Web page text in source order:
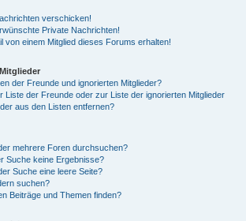
verschicken!
Private Nachrichten!
von einem Mitglied dieses Forums erhalten!
der Freunde und ignorierten Mitglieder?
Liste der Freunde oder zur Liste der ignorierten Mitglieder
aus den Listen entfernen?
mehrere Foren durchsuchen?
Suche keine Ergebnisse?
Suche eine leere Seite?
suchen?
Beiträge und Themen finden?